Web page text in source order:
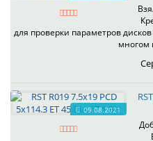
для проверки параметров
многом
09.08.2021